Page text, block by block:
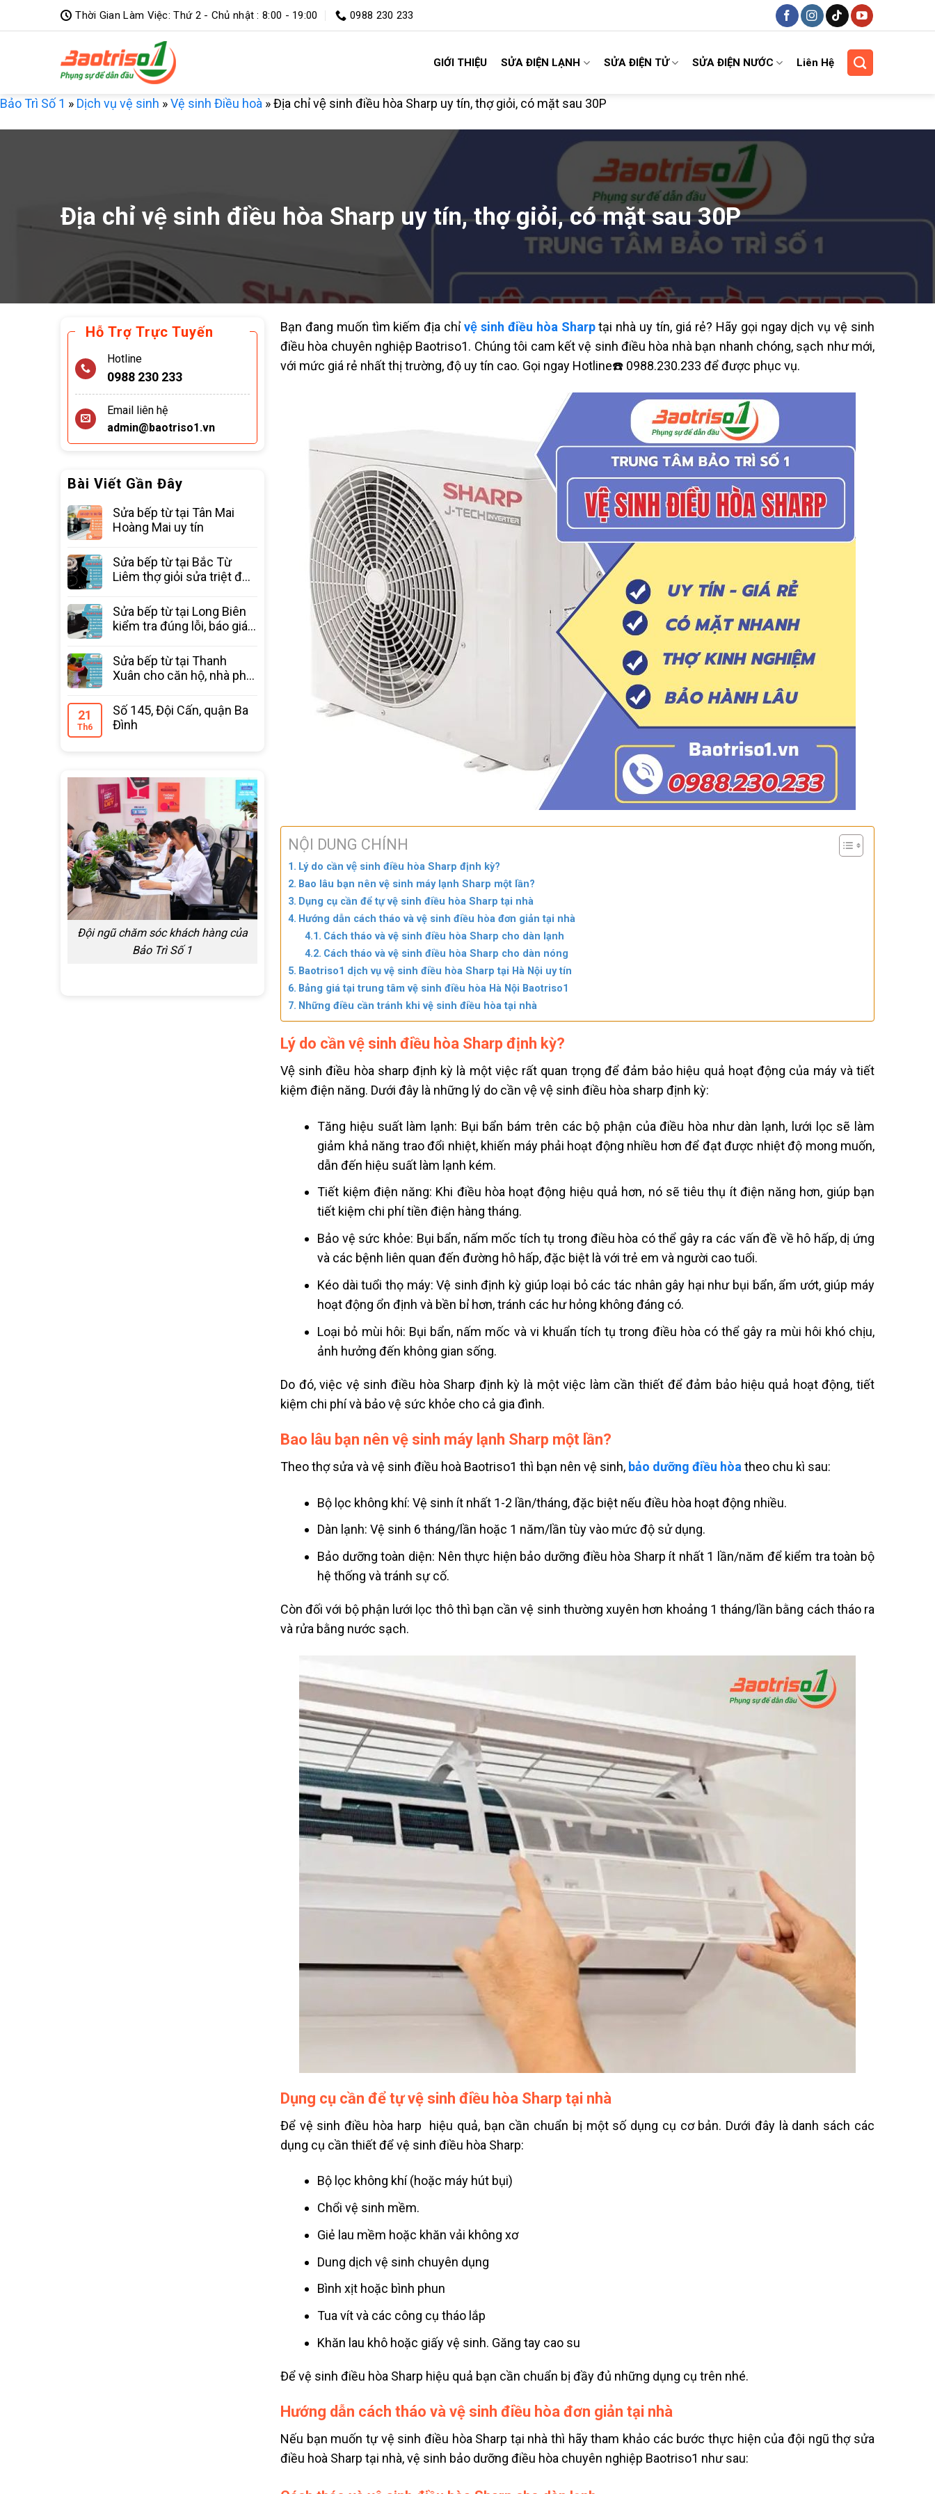
qua
Thời Gian Làm Việc: Thứ 2 - Chủ nhật : 8:00 - 19:00 0988 230 233
GIỚI THIỆU SỬA ĐIỆN LẠNH SỬA ĐIỆN TỬ SỬA ĐIỆN NƯỚC Liên Hệ
Bảo Trì Số 1 » Dịch vụ vệ sinh »Vệ sinh Điều hoà »Địa chỉ vệ sinh điều hòa Sharp uy tín, thợ giỏi, có mặt sau 30P
Địa chỉ vệ sinh điều hòa Sharp uy tín, thợ giỏi, có mặt sau 30P
Hỗ Trợ Trực Tuyến
Hotline
0988 230 233
Email liên hệ
admin@baotriso1.vn
Bài Viết Gần Đây
Sửa bếp từ tại Tân Mai
Hoàng Mai uy tín
Sửa bếp từ tại Bắc Từ
Liêm thợ giỏi sửa triệt để
Sửa bếp từ tại Long Biên
kiểm tra đúng lỗi, báo giá
Sửa bếp từ tại Thanh
Xuân cho căn hộ, nhà phố
21
Th6
Số 145, Đội Cấn, quận Ba
Đình
Đội ngũ chăm sóc khách hàng của
Bảo Trì Số 1
Bạn đang muốn tìm kiếm địa chỉvệ sinh điều hòa Sharptại nhà uy tín, giá rẻ? Hãy gọi ngay dịch vụ vệ sinh
điều hòa chuyên nghiệp Baotriso1. Chúng tôi cam kết vệ sinh điều hòa nhà bạn nhanh chóng, sạch như mới,
với mức giá rẻ nhất thị trường, độ uy tín cao. Gọi ngay Hotline☎️ 0988.230.233 để được phục vụ.
NỘI DUNG CHÍNH
Lý do cần vệ sinh điều hòa Sharp định kỳ?
Bao lâu bạn nên vệ sinh máy lạnh Sharp một lần?
Dụng cụ cần để tự vệ sinh điều hòa Sharp tại nhà
Hướng dẫn cách tháo và vệ sinh điều hòa đơn giản tại nhà
Cách tháo và vệ sinh điều hòa Sharp cho dàn lạnh
Cách tháo và vệ sinh điều hòa Sharp cho dàn nóng
Baotriso1 dịch vụ vệ sinh điều hòa Sharp tại Hà Nội uy tín
Bảng giá tại trung tâm vệ sinh điều hòa Hà Nội Baotriso1
Những điều cần tránh khi vệ sinh điều hòa tại nhà
Lý do cần vệ sinh điều hòa Sharp định kỳ?
Vệ sinh điều hòa sharp định kỳ là một việc rất quan trọng để đảm bảo hiệu quả hoạt động của máy và tiết
kiệm điện năng. Dưới đây là những lý do cần vệ vệ sinh điều hòa sharp định kỳ:
Tăng hiệu suất làm lạnh: Bụi bẩn bám trên các bộ phận của điều hòa như dàn lạnh, lưới lọc sẽ làm
giảm khả năng trao đổi nhiệt, khiến máy phải hoạt động nhiều hơn để đạt được nhiệt độ mong muốn,
dẫn đến hiệu suất làm lạnh kém.
Tiết kiệm điện năng: Khi điều hòa hoạt động hiệu quả hơn, nó sẽ tiêu thụ ít điện năng hơn, giúp bạn
tiết kiệm chi phí tiền điện hàng tháng.
Bảo vệ sức khỏe: Bụi bẩn, nấm mốc tích tụ trong điều hòa có thể gây ra các vấn đề về hô hấp, dị ứng
và các bệnh liên quan đến đường hô hấp, đặc biệt là với trẻ em và người cao tuổi.
Kéo dài tuổi thọ máy: Vệ sinh định kỳ giúp loại bỏ các tác nhân gây hại như bụi bẩn, ẩm ướt, giúp máy
hoạt động ổn định và bền bỉ hơn, tránh các hư hỏng không đáng có.
Loại bỏ mùi hôi: Bụi bẩn, nấm mốc và vi khuẩn tích tụ trong điều hòa có thể gây ra mùi hôi khó chịu,
ảnh hưởng đến không gian sống.
Do đó, việc vệ sinh điều hòa Sharp định kỳ là một việc làm cần thiết để đảm bảo hiệu quả hoạt động, tiết
kiệm chi phí và bảo vệ sức khỏe cho cả gia đình.
Bao lâu bạn nên vệ sinh máy lạnh Sharp một lần?
Theo thợ sửa và vệ sinh điều hoà Baotriso1 thì bạn nên vệ sinh, bảo dưỡng điều hòa theo chu kì sau:
Bộ lọc không khí: Vệ sinh ít nhất 1-2 lần/tháng, đặc biệt nếu điều hòa hoạt động nhiều.
Dàn lạnh: Vệ sinh 6 tháng/lần hoặc 1 năm/lần tùy vào mức độ sử dụng.
Bảo dưỡng toàn diện: Nên thực hiện bảo dưỡng điều hòa Sharp ít nhất 1 lần/năm để kiểm tra toàn bộ
hệ thống và tránh sự cố.
Còn đối với bộ phận lưới lọc thô thì bạn cần vệ sinh thường xuyên hơn khoảng 1 tháng/lần bằng cách tháo ra
và rửa bằng nước sạch.
Dụng cụ cần để tự vệ sinh điều hòa Sharp tại nhà
Để vệ sinh điều hòa harp hiệu quả, bạn cần chuẩn bị một số dụng cụ cơ bản. Dưới đây là danh sách các
dụng cụ cần thiết để vệ sinh điều hòa Sharp:
Bộ lọc không khí (hoặc máy hút bụi)
Chổi vệ sinh mềm.
Giẻ lau mềm hoặc khăn vải không xơ
Dung dịch vệ sinh chuyên dụng
Bình xịt hoặc bình phun
Tua vít và các công cụ tháo lắp
Khăn lau khô hoặc giấy vệ sinh. Găng tay cao su
Để vệ sinh điều hòa Sharp hiệu quả bạn cần chuẩn bị đầy đủ những dụng cụ trên nhé.
Hướng dẫn cách tháo và vệ sinh điều hòa đơn giản tại nhà
Nếu bạn muốn tự vệ sinh điều hòa Sharp tại nhà thì hãy tham khảo các bước thực hiện của đội ngũ thợ sửa
điều hoà Sharp tại nhà, vệ sinh bảo dưỡng điều hòa chuyên nghiệp Baotriso1 như sau: